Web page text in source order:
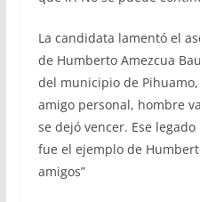
La candidata lamentó el
de Humberto Amezcua
del municipio de
amigo personal, hombre
se dejó vencer. Ese
fue el ejemplo de
amigos”